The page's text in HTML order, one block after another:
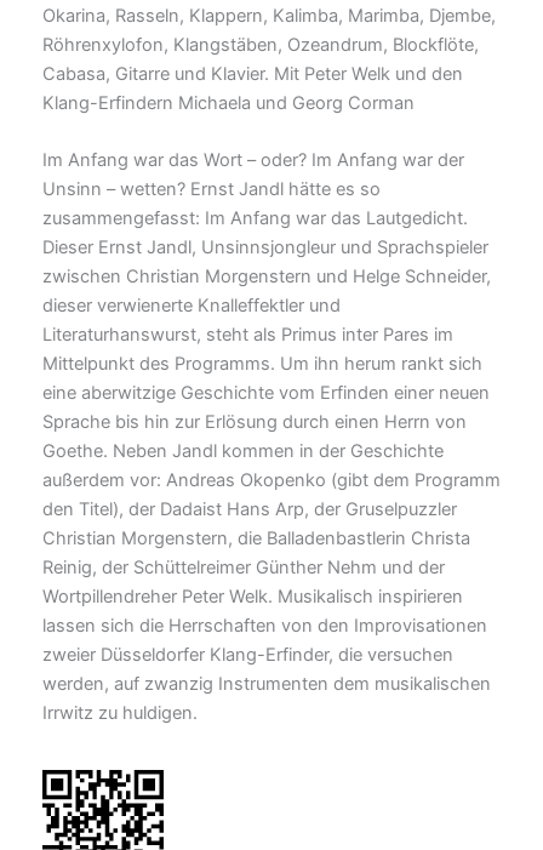
Okarina, Rasseln, Klappern, Kalimba, Marimba, Djembe,
Röhrenxylofon, Klangstäben, Ozeandrum, Blockflöte,
Cabasa, Gitarre und Klavier. Mit Peter Welk und den
Klang-Erfindern Michaela und Georg Corman
Im Anfang war das Wort – oder? Im Anfang war der
Unsinn – wetten? Ernst Jandl hätte es so
zusammengefasst: Im Anfang war das Lautgedicht.
Dieser Ernst Jandl, Unsinnsjongleur und Sprachspieler
zwischen Christian Morgenstern und Helge Schneider,
dieser verwienerte Knalleffektler und
Literaturhanswurst, steht als Primus inter Pares im
Mittelpunkt des Programms. Um ihn herum rankt sich
eine aberwitzige Geschichte vom Erfinden einer neuen
Sprache bis hin zur Erlösung durch einen Herrn von
Goethe. Neben Jandl kommen in der Geschichte
außerdem vor: Andreas Okopenko (gibt dem Programm
den Titel), der Dadaist Hans Arp, der Gruselpuzzler
Christian Morgenstern, die Balladenbastlerin Christa
Reinig, der Schüttelreimer Günther Nehm und der
Wortpillendreher Peter Welk. Musikalisch inspirieren
lassen sich die Herrschaften von den Improvisationen
zweier Düsseldorfer Klang-Erfinder, die versuchen
werden, auf zwanzig Instrumenten dem musikalischen
Irrwitz zu huldigen.